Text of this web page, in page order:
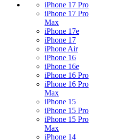
iPhone 17 Pro
iPhone 17 Pro
Max
iPhone 17e
iPhone 17
iPhone Air
iPhone 16
iPhone 16e
iPhone 16 Pro
iPhone 16 Pro
Max
iPhone 15
iPhone 15 Pro
iPhone 15 Pro
Max
iPhone 14